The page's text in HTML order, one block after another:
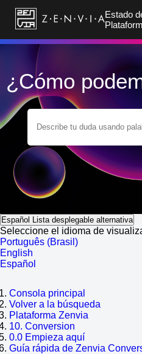
Estado
¿Cómo
Español Lista desplegable alternativa
Seleccione el idioma de
Português (Brasil)
English
Español
Consola principal
Volver a la búsqueda
Plataforma Zenvia
10. Conversion
0.0 Empieza aquí
Guía rápida de Zenvia